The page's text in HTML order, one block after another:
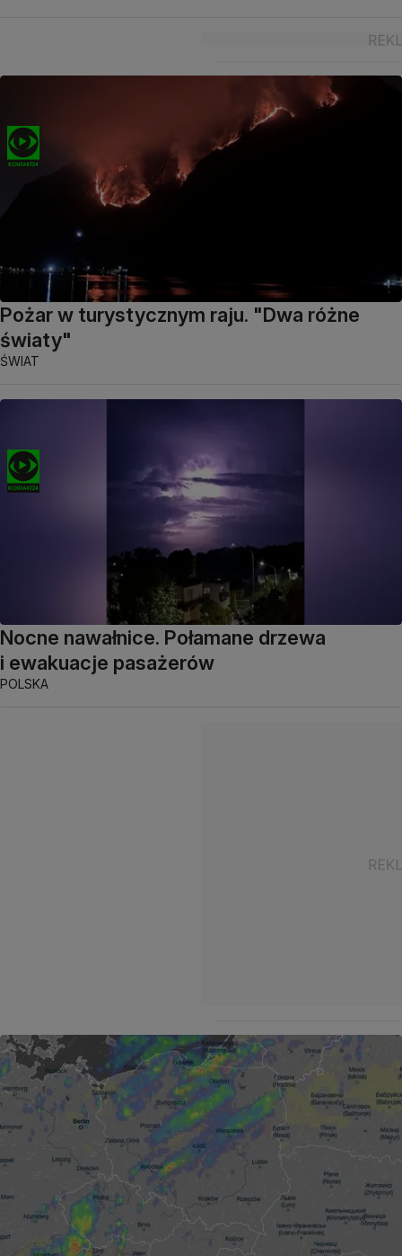
Pożar w turystycznym raju. "Dwa różne
światy"
ŚWIAT
Nocne nawałnice. Połamane drzewa
i ewakuacje pasażerów
POLSKA